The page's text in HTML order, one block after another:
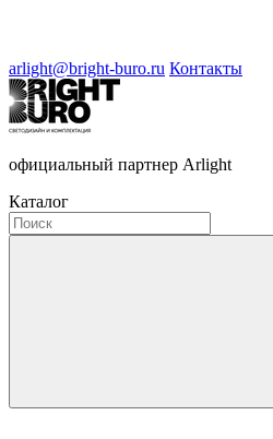
arlight@bright-buro.ru Контакты
официальный партнер Arlight
Каталог